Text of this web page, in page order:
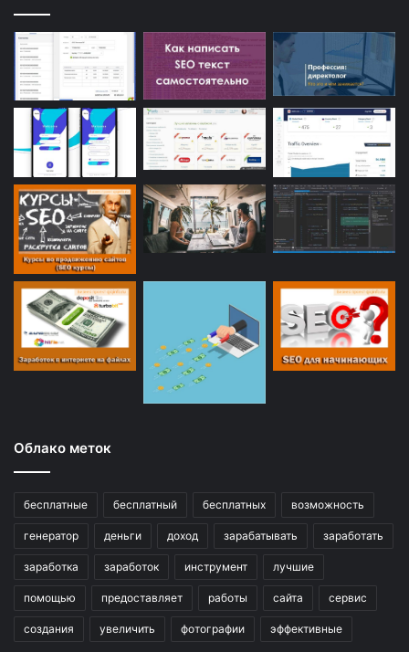
Облако меток
бесплатные бесплатный бесплатных возможность
генератор деньги доход зарабатывать заработать
заработка заработок инструмент лучшие
помощью предоставляет работы сайта сервис
создания увеличить фотографии эффективные